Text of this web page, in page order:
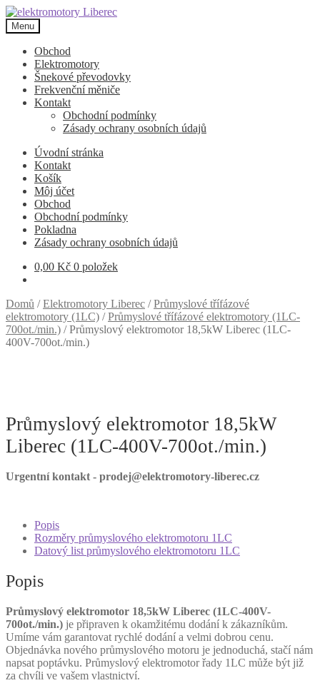
Přeskočit
na
navigaci
Přejít
k
obsahu
webu
Menu
Obchod
Elektromotory
Šnekové převodovky
Frekvenční měniče
Kontakt
Obchodní podmínky
Zásady ochrany osobních údajů
Úvodní stránka
Kontakt
Košík
Môj účet
Obchod
Obchodní podmínky
Pokladna
Zásady ochrany osobních údajů
0,00 Kč 0 položek
Domů /Elektromotory Liberec /Průmyslové třífázové
elektromotory (1LC) /Průmyslové třífázové elektromotory (1LC-
700ot./min.) /Průmyslový elektromotor 18,5kW Liberec (1LC-
400V-700ot./min.)
Průmyslový elektromotor 18,5kW
Liberec (1LC-400V-700ot./min.)
Urgentní kontakt - prodej@elektromotory-liberec.cz
Popis
Rozměry průmyslového elektromotoru 1LC
Datový list průmyslového elektromotoru 1LC
Popis
Průmyslový elektromotor 18,5kW Liberec (1LC-400V-
700ot./min.) je připraven k okamžitému dodání k zákazníkům.
Umíme vám garantovat rychlé dodání a velmi dobrou cenu.
Objednávka nového průmyslového motoru je jednoduchá, stačí nám
napsat poptávku. Průmyslový elektromotor řady 1LC může být již
za chvíli ve vašem vlastnictví.